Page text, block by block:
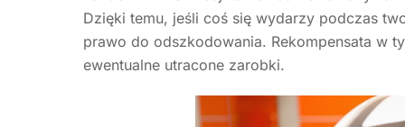
Dzięki temu, jeśli coś się wydarzy podczas
prawo do odszkodowania. Rekompensata w
ewentualne utracone zarobki.